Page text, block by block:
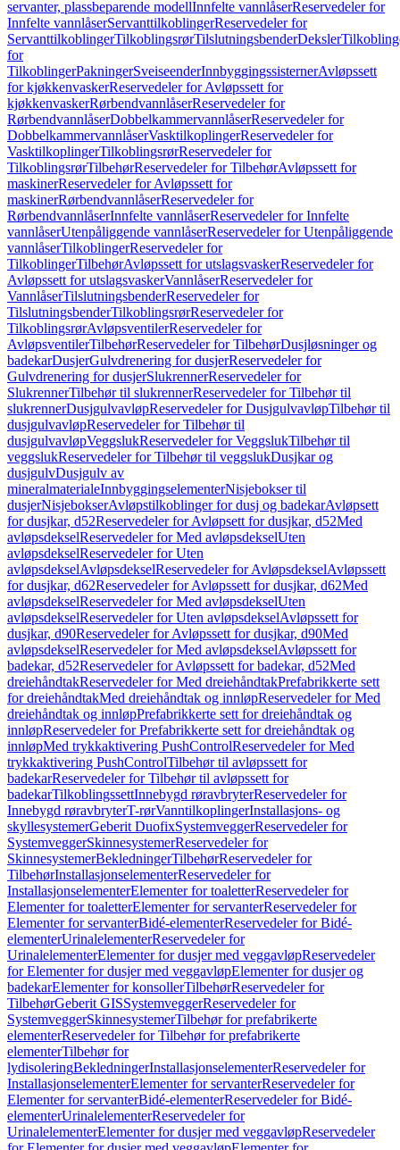
servanter, plassbeparende modellInnfelte vannlåserReservedeler for
Innfelte vannlåserServanttilkoblingerReservedeler for
ServanttilkoblingerTilkoblingsrørTilslutningsbenderDeksler
for
TilkoblingerPakningerSveiseenderInnbyggingssisternerAvløpssett
for kjøkkenvaskerReservedeler for Avløpssett for
kjøkkenvaskerRørbendvannlåserReservedeler for
RørbendvannlåserDobbelkammervannlåserReservedeler for
DobbelkammervannlåserVasktilkoplingerReservedeler for
VasktilkoplingerTilkoblingsrørReservedeler for
TilkoblingsrørTilbehørReservedeler for TilbehørAvløpssett for
maskinerReservedeler for Avløpssett for
maskinerRørbendvannlåserReservedeler for
RørbendvannlåserInnfelte vannlåserReservedeler for Innfelte
vannlåserUtenpåliggende vannlåserReservedeler for Utenpåliggende
vannlåserTilkoblingerReservedeler for
TilkoblingerTilbehørAvløpssett for utslagsvaskerReservedeler for
Avløpssett for utslagsvaskerVannlåserReservedeler for
VannlåserTilslutningsbenderReservedeler for
TilslutningsbenderTilkoblingsrørReservedeler for
TilkoblingsrørAvløpsventilerReservedeler for
AvløpsventilerTilbehørReservedeler for TilbehørDusjløsninger og
badekarDusjerGulvdrenering for dusjerReservedeler for
Gulvdrenering for dusjerSlukrennerReservedeler for
SlukrennerTilbehør til slukrennerReservedeler for Tilbehør til
slukrennerDusjgulvavløpReservedeler for DusjgulvavløpTilbehør til
dusjgulvavløpReservedeler for Tilbehør til
dusjgulvavløpVeggslukReservedeler for VeggslukTilbehør til
veggslukReservedeler for Tilbehør til veggslukDusjkar og
dusjgulvDusjgulv av
mineralmaterialeInnbyggingselementerNisjebokser til
dusjerNisjebokserAvløpstilkoblinger for dusj og badekarAvløpsett
for dusjkar, d52Reservedeler for Avløpsett for dusjkar, d52Med
avløpsdekselReservedeler for Med avløpsdekselUten
avløpsdekselReservedeler for Uten
avløpsdekselAvløpsdekselReservedeler for AvløpsdekselAvløpssett
for dusjkar, d62Reservedeler for Avløpssett for dusjkar, d62Med
avløpsdekselReservedeler for Med avløpsdekselUten
avløpsdekselReservedeler for Uten avløpsdekselAvløpssett for
dusjkar, d90Reservedeler for Avløpssett for dusjkar, d90Med
avløpsdekselReservedeler for Med avløpsdekselAvløpssett for
badekar, d52Reservedeler for Avløpssett for badekar, d52Med
dreiehåndtakReservedeler for Med dreiehåndtakPrefabrikkerte sett
for dreiehåndtakMed dreiehåndtak og innløpReservedeler for Med
dreiehåndtak og innløpPrefabrikkerte sett for dreiehåndtak og
innløpReservedeler for Prefabrikkerte sett for dreiehåndtak og
innløpMed trykkaktivering PushControlReservedeler for Med
trykkaktivering PushControlTilbehør til avløpssett for
badekarReservedeler for Tilbehør til avløpssett for
badekarTilkoblingssettInnebygd røravbryterReservedeler for
Innebygd røravbryterT-rørVanntilkoplingerInstallasjons- og
skyllesystemerGeberit DuofixSystemveggerReservedeler for
SystemveggerSkinnesystemerReservedeler for
SkinnesystemerBekledningerTilbehørReservedeler for
TilbehørInstallasjonselementerReservedeler for
InstallasjonselementerElementer for toaletterReservedeler for
Elementer for toaletterElementer for servanterReservedeler for
Elementer for servanterBidé-elementerReservedeler for Bidé-
elementerUrinalelementerReservedeler for
UrinalelementerElementer for dusjer med veggavløpReservedeler
for Elementer for dusjer med veggavløpElementer for dusjer og
badekarElementer for konsollerTilbehørReservedeler for
TilbehørGeberit GISSystemveggerReservedeler for
SystemveggerSkinnesystemerTilbehør for prefabrikerte
elementerReservedeler for Tilbehør for prefabrikerte
elementerTilbehør for
lydisoleringBekledningerInstallasjonselementerReservedeler for
InstallasjonselementerElementer for servanterReservedeler for
Elementer for servanterBidé-elementerReservedeler for Bidé-
elementerUrinalelementerReservedeler for
UrinalelementerElementer for dusjer med veggavløpReservedeler